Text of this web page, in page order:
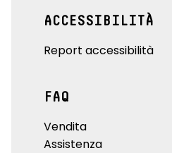
ACCESSIBILITÀ
Report accessibilità
FAQ
Vendita
Assistenza